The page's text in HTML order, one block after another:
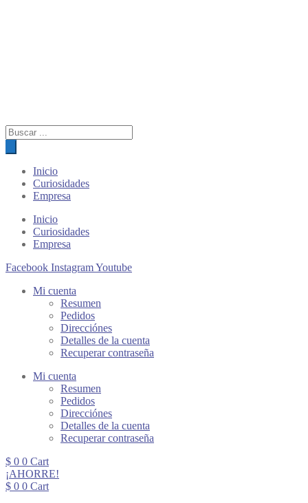
Búsqueda
de
productos
Inicio
Curiosidades
Empresa
Inicio
Curiosidades
Empresa
Facebook InstagramYoutube
Mi cuenta
Resumen
Pedidos
Direcciónes
Detalles de la cuenta
Recuperar contraseña
Mi cuenta
Resumen
Pedidos
Direcciónes
Detalles de la cuenta
Recuperar contraseña
$ 0 0 Cart
¡AHORRE!
$ 0 0 Cart